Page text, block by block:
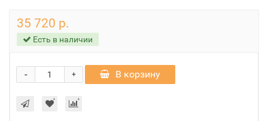
35 720 р.
Есть в наличии
+
- В корзину